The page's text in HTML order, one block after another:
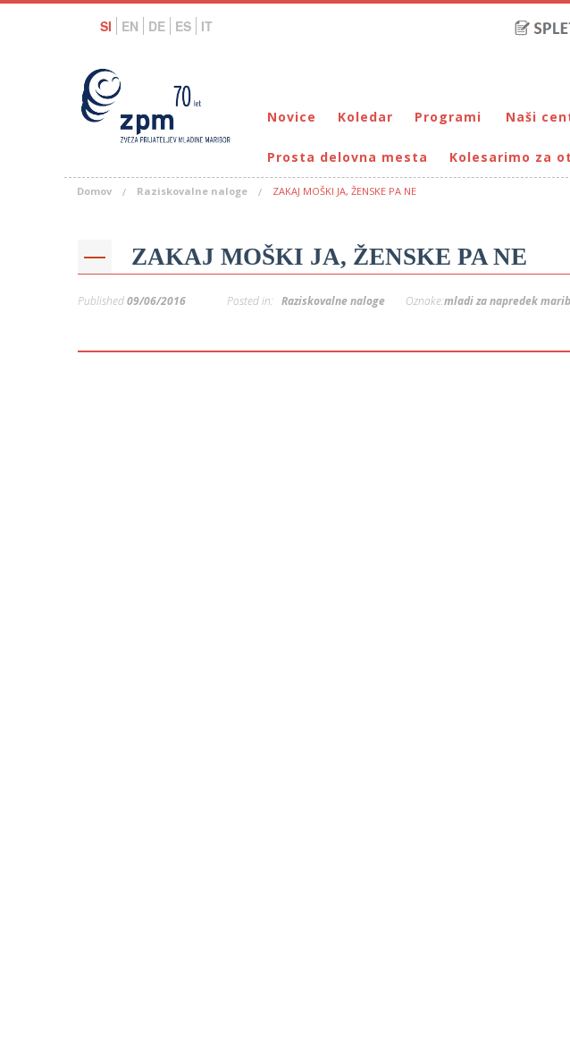
SI EN DE ES IT
Novice Koledar Programi
Bralna značka
Eko programi
Mladi za napredek
Mladinski center DUM
Naši
DUM
VIRC Poreč
Prosta delovna mesta Kolesarimo za
Domov Raziskovalne naloge ZAKAJ MOŠKI JA, ŽENSKE PA NE
ZAKAJ MOŠKI JA, ŽENSKE PA NE
Published09/06/2016 Posted in: Raziskovalne naloge Oznake:mladi za napredek